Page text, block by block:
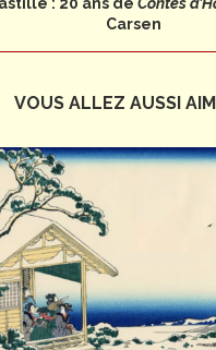
: 20 ans de Contes
Carsen
VOUS ALLEZ AUSSI